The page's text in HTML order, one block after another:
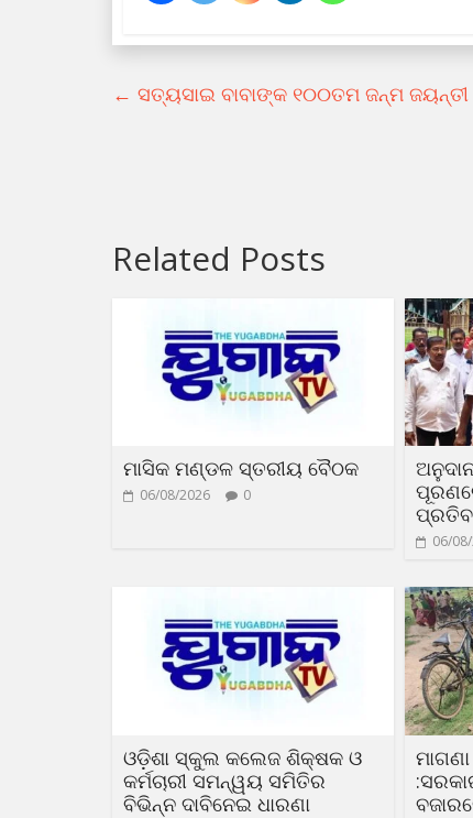
← ସତ୍ୟସାଇ ବାବାଙ୍କ ୧୦୦ତମ ଜନ୍ମ
Related Posts
ମାସିକ ମଣ୍ଡଳ ସ୍ତରୀୟ ବୈଠକ
06/08/2026 0
06/
ଓଡ଼ିଶା ସ୍କୁଲ କଲେଜ ଶିକ୍ଷକ ଓ
କର୍ମଚାରୀ ସମନ୍ୱୟ ସମିତିର
ବିଭିନ୍ନ ଦାବିନେଇ ଧାରଣା